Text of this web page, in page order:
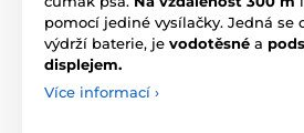
pomocí jediné vysílačky. Jedná se
výdrží baterie, je vodotěsné a
displejem.
Více informací ›